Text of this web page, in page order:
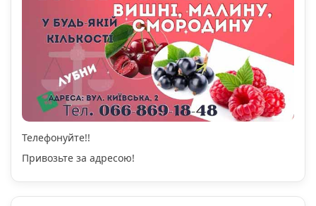
Телефонуйте!!
Привозьте за адресою!